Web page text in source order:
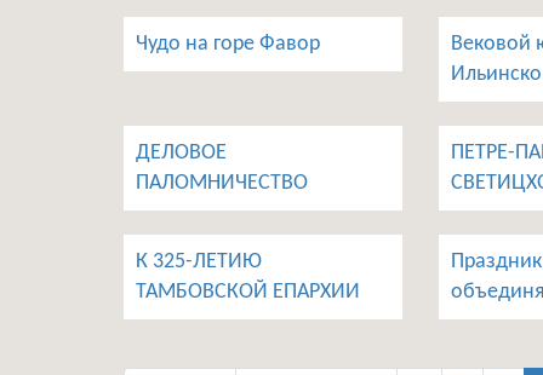
Чудо на горе Фавор
Вековой
ДЕЛОВОЕ
ПАЛОМНИЧЕСТВО
ПЕТРЕ-
К 325-ЛЕТИЮ
ТАМБОВСКОЙ ЕПАРХИИ